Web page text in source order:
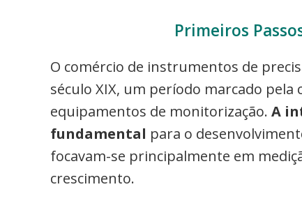
Primeiros
O comércio de instrumentos de
século XIX, um período marcado pela
equipamentos de monitorização. A
fundamental para o
focavam-se principalmente em
crescimento.